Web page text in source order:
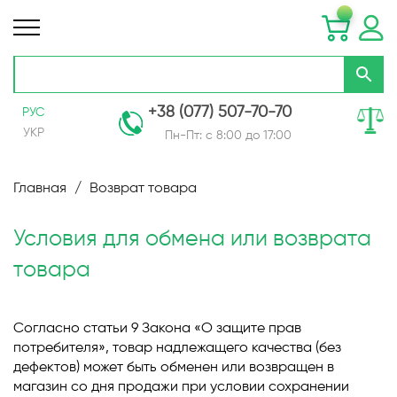
РУС
УКР
+38 (077) 507-70-70
Пн-Пт: с 8:00 до 17:00
Главная Возврат товара
Условия для обмена или возврата
товара
Согласно статьи 9 Закона «О защите прав
потребителя», товар надлежащего качества (без
дефектов) может быть обменен или возвращен в
магазин со дня продажи при условии сохранении